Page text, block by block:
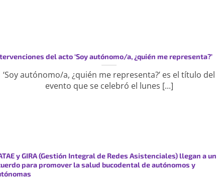
del acto ‘Soy autónomo/a, ¿quién me representa?’
‘Soy autónomo/a, ¿quién me representa?’ es el título del
evento que se celebró el lunes [...]
y GIRA (Gestión Integral de Redes Asistenciales) llegan a un
para promover la salud bucodental de autónomos y